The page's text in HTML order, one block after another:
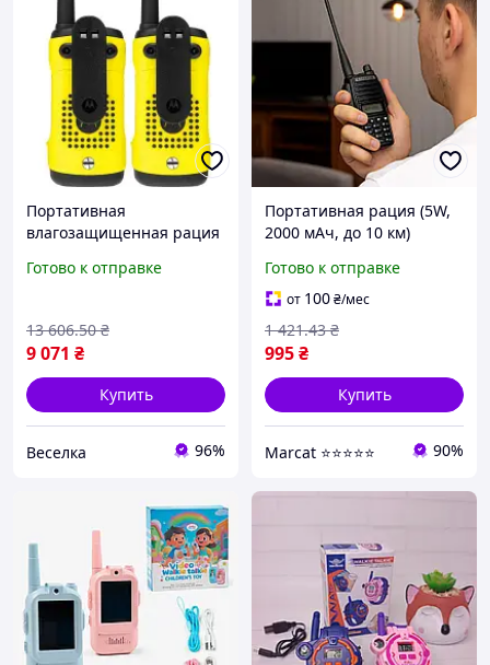
Портативная
влагозащищенная рация
км для активного отдыха
Готово к отправке
9 071 ₴
13 606.50 ₴
Купить
Веселка 96%
Портативная рация (5W,
2000 мАч, до 10 км)
Радиостанция
тактическая
Готово к отправке
от 100₴/мес
995₴
1 421.43 ₴
Купить
Marcat ⭐⭐⭐⭐⭐ 90%